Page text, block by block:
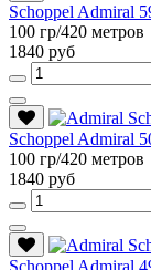
Schoppel Admiral
100 гр/420 метров
1840 руб
Schoppel Admiral
100 гр/420 метров
1840 руб
Schoppel Admiral